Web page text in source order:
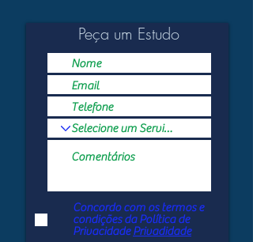
Peça um Estudo
Concordo com os termos e
condições da Política de
Privacidade Privadidade